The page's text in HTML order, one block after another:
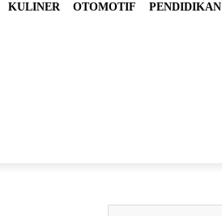
KULINER OTOMOTIF PENDIDIKAN